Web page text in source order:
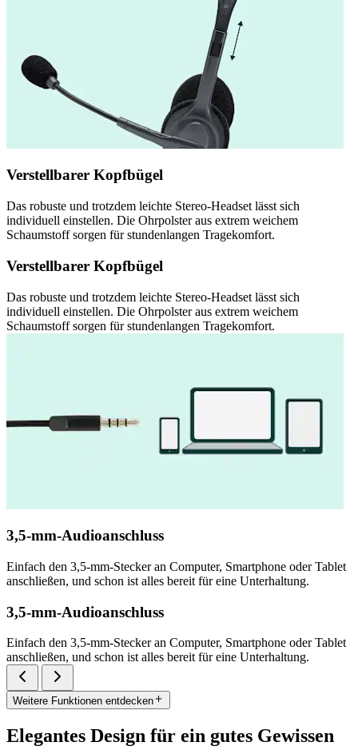
Verstellbarer Kopfbügel
Das robuste und trotzdem leichte Stereo-Headset lässt sich
individuell einstellen. Die Ohrpolster aus extrem weichem
Schaumstoff sorgen für stundenlangen Tragekomfort.
Verstellbarer Kopfbügel
Das robuste und trotzdem leichte Stereo-Headset lässt sich
individuell einstellen. Die Ohrpolster aus extrem weichem
Schaumstoff sorgen für stundenlangen Tragekomfort.
3,5-mm-Audioanschluss
Einfach den 3,5-mm-Stecker an Computer, Smartphone oder Tablet
anschließen, und schon ist alles bereit für eine Unterhaltung.
3,5-mm-Audioanschluss
Einfach den 3,5-mm-Stecker an Computer, Smartphone oder Tablet
anschließen, und schon ist alles bereit für eine Unterhaltung.
Weitere Funktionen entdecken
Elegantes Design für ein gutes Gewissen